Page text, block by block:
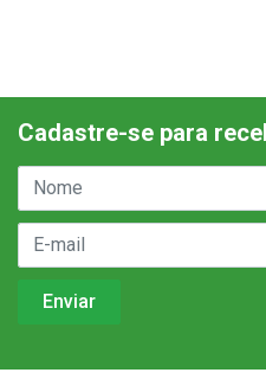
Cadastre-se para